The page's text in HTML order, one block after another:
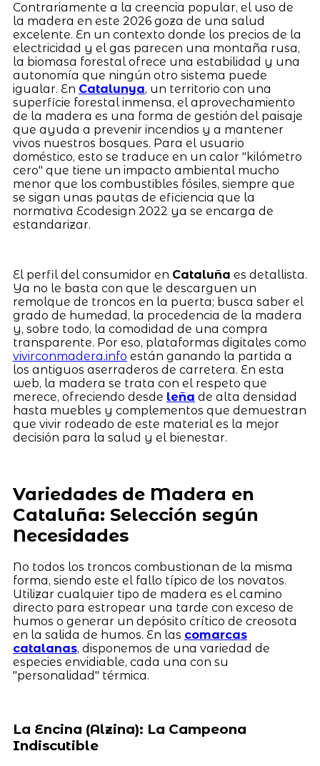
Contrariamente a la creencia popular, el uso de
la madera en este 2026 goza de una salud
excelente. En un contexto donde los precios de la
electricidad y el gas parecen una montaña rusa,
la biomasa forestal ofrece una estabilidad y una
autonomía que ningún otro sistema puede
igualar. En Catalunya, un territorio con una
superficie forestal inmensa, el aprovechamiento
de la madera es una forma de gestión del paisaje
que ayuda a prevenir incendios y a mantener
vivos nuestros bosques. Para el usuario
doméstico, esto se traduce en un calor "kilómetro
cero" que tiene un impacto ambiental mucho
menor que los combustibles fósiles, siempre que
se sigan unas pautas de eficiencia que la
normativa Ecodesign 2022 ya se encarga de
estandarizar.
El perfil del consumidor en Cataluña es detallista.
Ya no le basta con que le descarguen un
remolque de troncos en la puerta; busca saber el
grado de humedad, la procedencia de la madera
y, sobre todo, la comodidad de una compra
transparente. Por eso, plataformas digitales como
vivirconmadera.info están ganando la partida a
los antiguos aserraderos de carretera. En esta
web, la madera se trata con el respeto que
merece, ofreciendo desde leña de alta densidad
hasta muebles y complementos que demuestran
que vivir rodeado de este material es la mejor
decisión para la salud y el bienestar.
Variedades de Madera en
Cataluña: Selección según
Necesidades
No todos los troncos combustionan de la misma
forma, siendo este el fallo típico de los novatos.
Utilizar cualquier tipo de madera es el camino
directo para estropear una tarde con exceso de
humos o generar un depósito crítico de creosota
en la salida de humos. En las comarcas
catalanas, disponemos de una variedad de
especies envidiable, cada una con su
"personalidad" térmica.
La Encina (Alzina): La Campeona
Indiscutible